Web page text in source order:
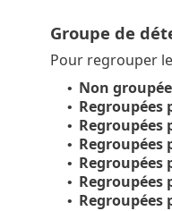
Groupe de
Pour regrouper
• Non
• Regroupées
• Regroupées
• Regroupées
• Regroupées
• Regroupées
•